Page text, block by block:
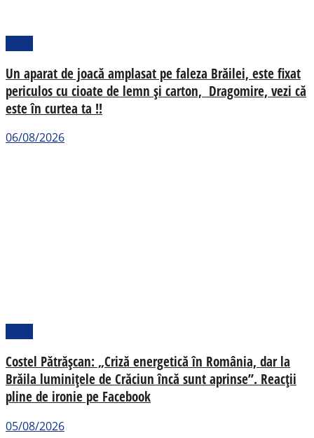
Un aparat de joacă amplasat pe faleza Brăilei, este fixat
periculos cu cioate de lemn și carton, Dragomire, vezi că
este în curtea ta !!
06/08/2026
Costel Pătrășcan: „Criză energetică în România, dar la
Brăila luminițele de Crăciun încă sunt aprinse”. Reacții
pline de ironie pe Facebook
05/08/2026